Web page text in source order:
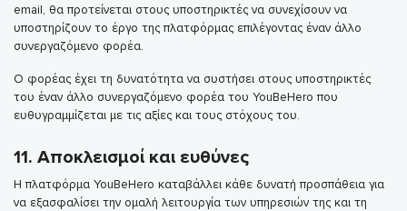
email, θα προτείνεται στους υποστηρικτές να συνεχίσουν να
υποστηρίζουν το έργο της πλατφόρμας επιλέγοντας έναν άλλο
συνεργαζόμενο φορέα.
Ο φορέας έχει τη δυνατότητα να συστήσει στους υποστηρικτές
του έναν άλλο συνεργαζόμενο φορέα του YouBeHero που
ευθυγραμμίζεται με τις αξίες και τους στόχους του.
11. Αποκλεισμοί και ευθύνες
Η πλατφόρμα YouBeHero καταβάλλει κάθε δυνατή προσπάθεια για
να εξασφαλίσει την ομαλή λειτουργία των υπηρεσιών της και τη